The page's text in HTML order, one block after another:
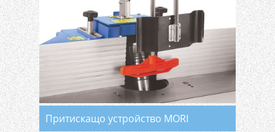
Притискащо устройство MORI